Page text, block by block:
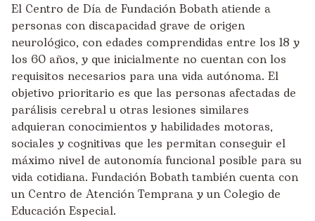
El Centro de Día de Fundación Bobathatiende a
personas con discapacidad grave de origen
neurológico, con edades comprendidas entre los 18 y
los 60 años, y que inicialmente no cuentan con los
requisitos necesarios para una vida autónoma. El
objetivo prioritario es que las personas afectadas de
parálisis cerebral u otras lesiones similares
adquieran conocimientos y habilidades motoras,
sociales y cognitivas que les permitan conseguir el
máximo nivel de autonomía funcional posible para su
vida cotidiana. Fundación Bobath también cuenta con
un Centro de Atención Temprana y un Colegio de
Educación Especial.